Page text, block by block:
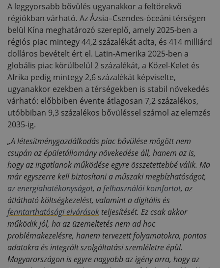
A leggyorsabb bővülés ugyanakkor a feltörekvő
régiókban várható. Az Ázsia–Csendes-óceáni térségen
belül Kína meghatározó szereplő, amely 2025-ben a
régiós piac mintegy 44,2 százalékát adta, és 414 milliárd
dolláros bevételt ért el. Latin-Amerika 2025-ben a
globális piac körülbelül 2 százalékát, a Közel-Kelet és
Afrika pedig mintegy 2,6 százalékát képviselte,
ugyanakkor ezekben a térségekben is stabil növekedés
várható: előbbiben évente átlagosan 7,2 százalékos,
utóbbiban 9,3 százalékos bővüléssel számol az elemzés
2035-ig.
„A létesítménygazdálkodás piac bővülése mögött nem
csupán az épületállomány növekedése áll, hanem az is,
hogy az ingatlanok működése egyre összetettebbé válik. Ma
már egyszerre kell biztosítani a műszaki megbízhatóságot,
az energiahatékonyságot, a felhasználói komfortot, az
átlátható költségkezelést, valamint a digitális és
fenntarthatósági elvárások teljesítését. Ez csak akkor
működik jól, ha az üzemeltetés nem ad hoc
problémakezelésre, hanem tervezett folyamatokra, pontos
adatokra és integrált szolgáltatási szemléletre épül.
Magyarországon is egyre nagyobb az igény arra, hogy az